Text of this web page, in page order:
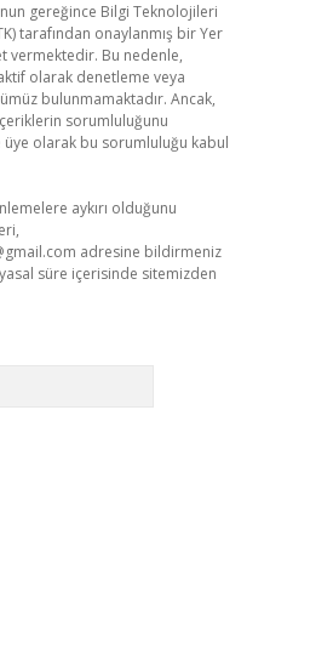
gereğince Bilgi Teknolojileri
tarafından onaylanmış bir Yer
vermektedir. Bu nedenle,
olarak denetleme veya
bulunmamaktadır. Ancak,
sorumluluğunu
üye olarak bu sorumluluğu kabul
aykırı olduğunu
adresine bildirmeniz
süre içerisinde sitemizden